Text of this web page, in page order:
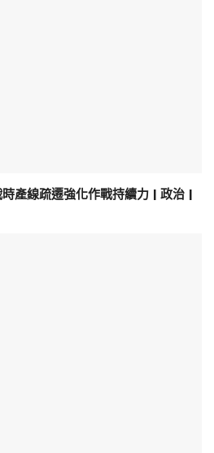
產線疏遷強化作戰持續力 | 政治 |